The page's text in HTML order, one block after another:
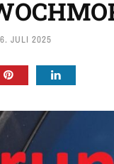
JULI 2025